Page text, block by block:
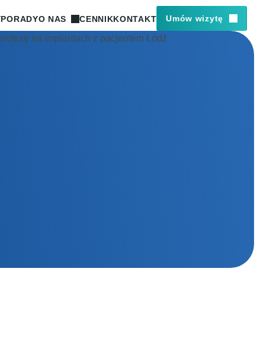
PORADYO NAS CENNIKKONTAKT Umów wizytę